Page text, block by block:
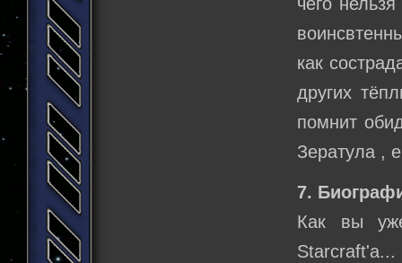
как
других
помнит
Зератула ,
7.
Как вы
Starcraft'a...